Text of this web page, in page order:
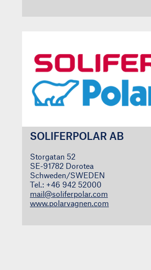
SOLIFERPOLAR AB
Storgatan 52
SE-91782 Dorotea
Schweden/SWEDEN
Tel.: +46 942 52000
mail@soliferpolar.com
www.polarvagnen.com